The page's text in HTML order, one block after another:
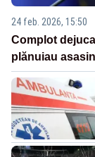
24 feb. 2026, 15:50
Complot
plănuiau